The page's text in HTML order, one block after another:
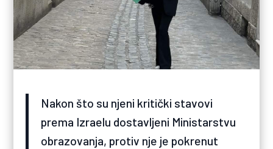
Nakon što su njeni kritički stavovi
prema Izraelu dostavljeni Ministarstvu
obrazovanja, protiv nje je pokrenut